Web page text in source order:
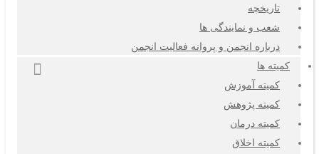
تاریخچه
شعب و نمایندگی ها
درباره انجمن و پروانه فعالیت انجمن
کمیته ها
کمیته آموزش
کمیته پژوهش
کمیته درمان
کمیته اخلاق